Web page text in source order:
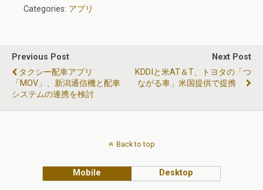
Categories: アプリ
Previous Post
タクシー配車アプリ
「MOV」、新潟通信機と配車
システムの連携を検討
Next Post
KDDIと米AT＆T、トヨタの「つ
ながる車」米国提供で提携
Back to top
Mobile Desktop